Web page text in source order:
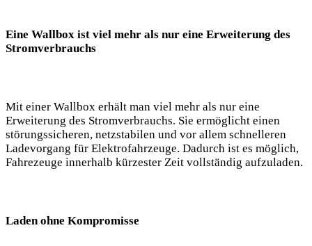
Eine Wallbox ist viel mehr als nur eine Erweiterung des
Stromverbrauchs
Mit einer Wallbox erhält man viel mehr als nur eine
Erweiterung des Stromverbrauchs. Sie ermöglicht einen
störungssicheren, netzstabilen und vor allem schnelleren
Ladevorgang für Elektrofahrzeuge. Dadurch ist es möglich,
Fahrezeuge innerhalb kürzester Zeit vollständig aufzuladen.
Laden ohne Kompromisse